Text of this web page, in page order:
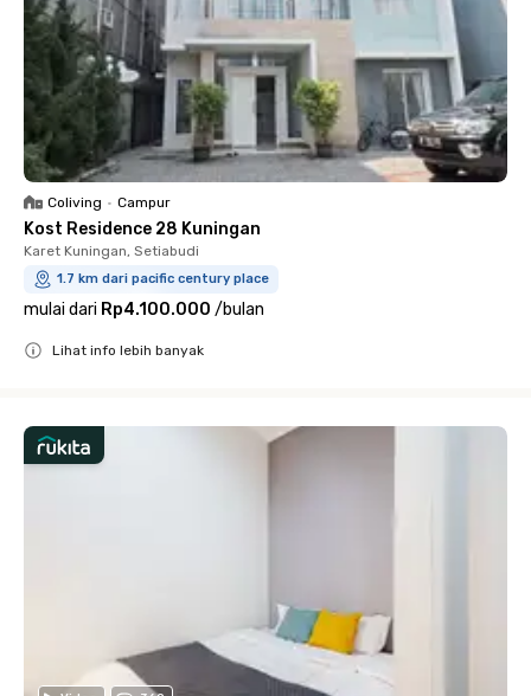
Coliving • Campur
Kost Residence 28 Kuningan
Karet Kuningan, Setiabudi
1.7 km dari pacific century place
mulai dari Rp4.100.000 /bulan
Lihat info lebih banyak